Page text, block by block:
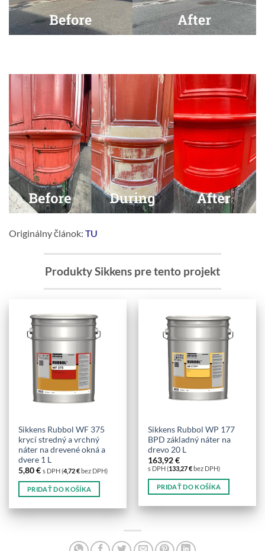
Originálny článok: TU
Produkty Sikkens pre tento projekt
Sikkens Rubbol WF 375
krycí stredný a vrchný
náter na drevené okná a
dvere 1 L
5,80€ s DPH (4,72€bez DPH)
PRIDAŤ DO KOŠÍKA
Sikkens Rubbol WP 177
BPD základný náter na
drevo 20 L
163,92€
s DPH (133,27€bez DPH)
PRIDAŤ DO KOŠÍKA